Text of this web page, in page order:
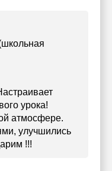
урока!
атмосфере.
улучшились
!!!